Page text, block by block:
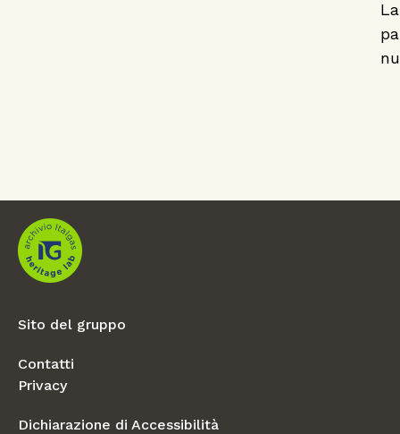
Sito del gruppo
Contatti
Privacy
Dichiarazione di Accessibilità